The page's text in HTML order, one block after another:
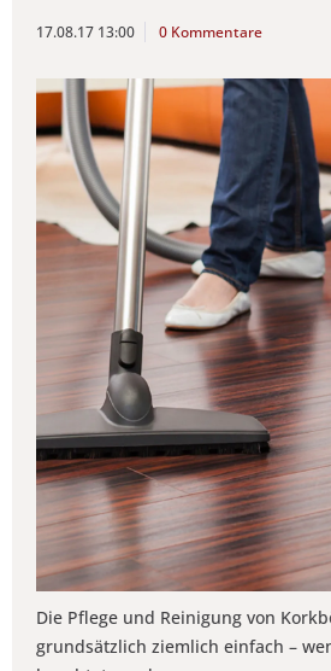
17.08.17 13:00 0 Kommentare
Die Pflege und Reinigung von
grundsätzlich ziemlich einfach –